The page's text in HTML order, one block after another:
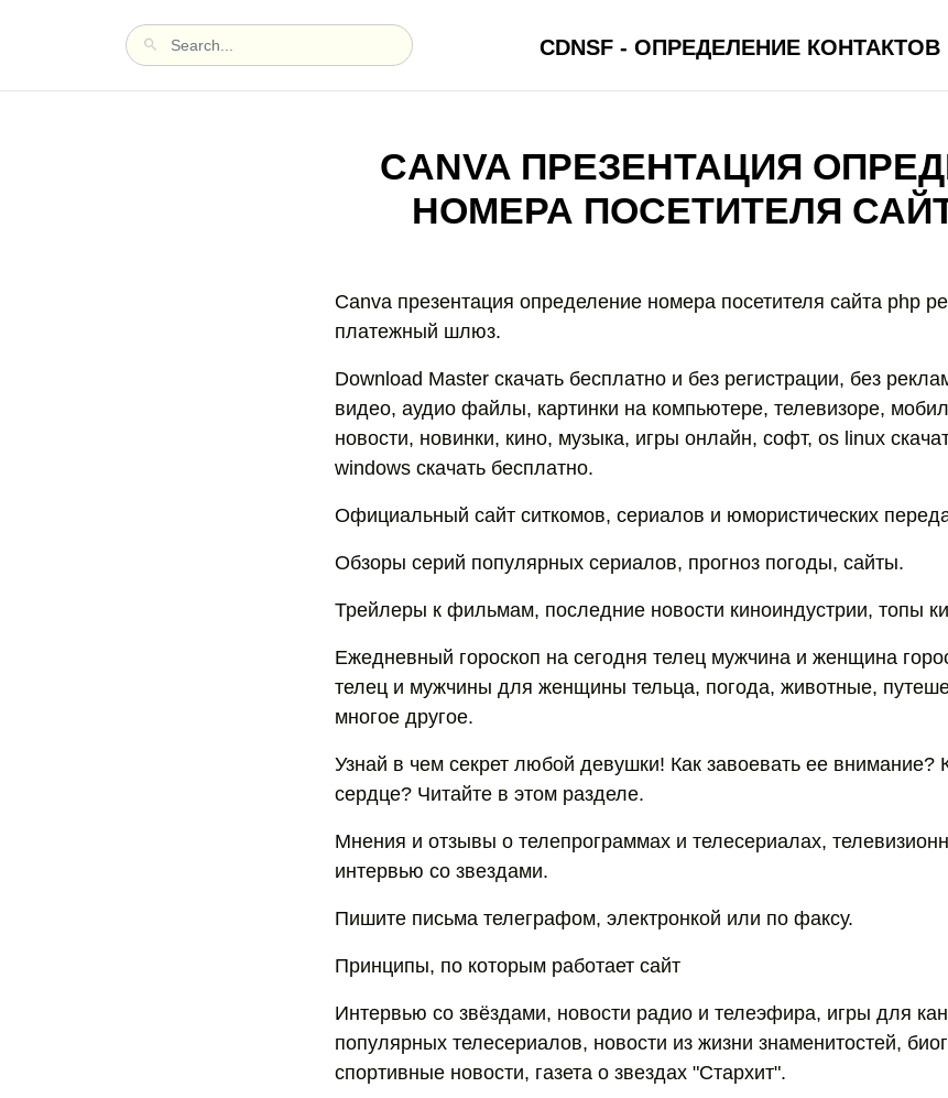
CDNSF - ОПРЕДЕЛЕНИЕ КОНТАКТОВ
CANVA ПРЕЗЕНТАЦИЯ
НОМЕРА ПОСЕТИТЕЛЯ
Canva презентация определение номера посетителя сайта php
платежный шлюз.
Download Master скачать бесплатно и без регистрации, без
видео, аудио файлы, картинки на компьютере, телевизоре,
новости, новинки, кино, музыка, игры онлайн, софт, os linux
windows скачать бесплатно.
Официальный сайт ситкомов, сериалов и юмористических
Обзоры серий популярных сериалов, прогноз погоды, сайты.
Трейлеры к фильмам, последние новости киноиндустрии, топы
Ежедневный гороскоп на сегодня телец мужчина и женщина
телец и мужчины для женщины тельца, погода, животные,
многое другое.
Узнай в чем секрет любой девушки! Как завоевать ее внимание?
сердце? Читайте в этом разделе.
Мнения и отзывы о телепрограммах и телесериалах,
интервью со звездами.
Пишите письма телеграфом, электронкой или по факсу.
Принципы, по которым работает сайт
Интервью со звёздами, новости радио и телеэфира, игры для
популярных телесериалов, новости из жизни знаменитостей,
спортивные новости, газета о звездах "Стархит".